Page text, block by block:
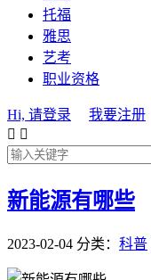
托福
雅思
艺考
职业资格
Hi, 请登录 我要注册
 
新能源有哪些
2023-02-04 分类： 科普